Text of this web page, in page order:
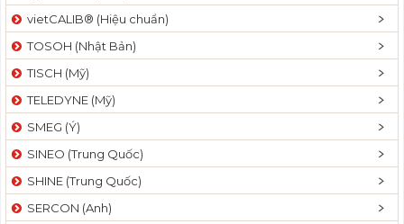
a
t
n
vietCALIB® (Hiệu chuẩn)
TOSOH (Nhật Bản)
TISCH (Mỹ)
TELEDYNE (Mỹ)
SMEG (Ý)
SINEO (Trung Quốc)
SHINE (Trung Quốc)
SERCON (Anh)